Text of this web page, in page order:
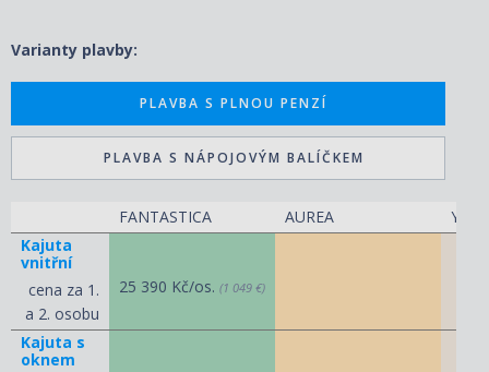
Varianty plavby:
PLAVBA S PLNOU PENZÍ
PLAVBA S NÁPOJOVÝM BALÍČKEM
FANTASTICA AUREA
Kajuta
vnitřní
cena za 1.
a 2. osobu
25 390 Kč/os. (1 049 €)
Kajuta s
oknem